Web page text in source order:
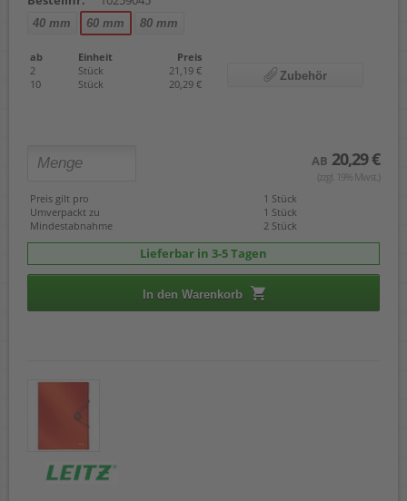
40 mm 60 mm 80 mm
ab Einheit
Preis
2
Stück
21,19 €
10
Stück 20,29 €
Zubehör
AB 20,29 €
(zzgl. 19% Mwst.)
Preis gilt pro
1 Stück
Umverpackt zu
1 Stück
Mindestabnahme
2 Stück
Lieferbar in 3-5 Tagen
In den Warenkorb